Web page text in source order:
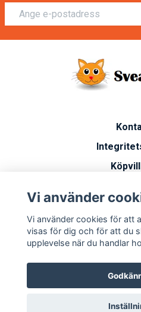
Vanliga
Vi använder
Vi använder cookies för att
visas för dig och för att du
upplevelse när du handlar